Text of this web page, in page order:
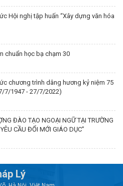
Hội nghị tập huấn “Xây dựng văn hóa
chuẩn học bạ chạm 30
chương trình dâng hương kỷ niệm 75
7/1947 - 27/7/2022)
ĐÀO TẠO NGOẠI NGỮ TẠI TRƯỜNG
CẦU ĐỔI MỚI GIÁO DỤC”
Lý